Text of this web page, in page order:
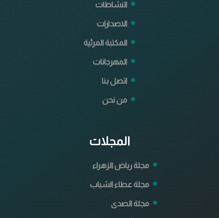
النشاطات
الاصدارات
المكتبة المرئية
المهرجانات
اتصل بنا
من نحن
المجلات
مجلة رياض الزهراء
مجلة عطاء الشباب
مجلة الصدى